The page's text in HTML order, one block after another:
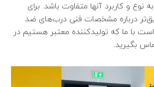
نوع و کاربرد آنها متفاوت باشد. برای
درباره مشخصات فنی درب‌های ضد
با ما که تولیدکننده معتبر هستیم در
بگیرید.